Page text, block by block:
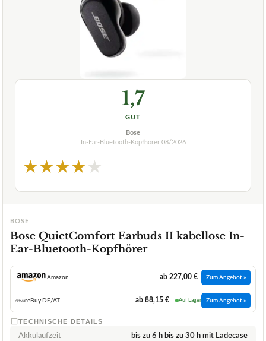
1,7
GUT
Bose
In-Ear-Bluetooth-Kopfhörer 08/2026
★★★★★
BOSE
Bose QuietComfort Earbuds II kabellose In-
Ear-Bluetooth-Kopfhörer
Amazon ab 227,00 € Zum Angebot »
reBuy DE/AT ab 88,15 € Auf Lager Zum Angebot »
TECHNISCHE DETAILS
Akkulaufzeit bis zu 6 h bis zu 30 h mit Ladecase